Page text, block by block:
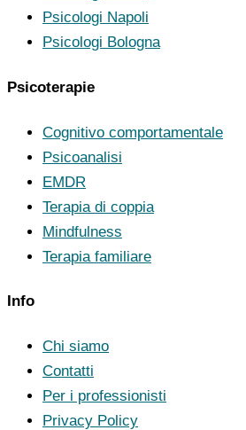
Psicologi Napoli
Psicologi Bologna
Psicoterapie
Cognitivo comportamentale
Psicoanalisi
EMDR
Terapia di coppia
Mindfulness
Terapia familiare
Info
Chi siamo
Contatti
Per i professionisti
Privacy Policy